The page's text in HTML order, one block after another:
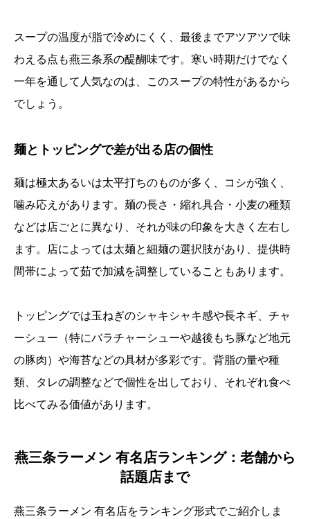
スープの温度が脂で冷めにくく、最後までアツアツで味
わえる点も燕三条系の醍醐味です。寒い時期だけでなく
一年を通して人気なのは、このスープの特性があるから
でしょう。
麺とトッピングで差が出る店の個性
麺は極太あるいは太平打ちのものが多く、コシが強く、
噛み応えがあります。麺の長さ・縮れ具合・小麦の種類
などは店ごとに異なり、それが味の印象を大きく左右し
ます。店によっては太麺と細麺の選択肢があり、提供時
間帯によって茹で加減を調整していることもあります。
トッピングでは玉ねぎのシャキシャキ感や長ネギ、チャ
ーシュー（特にバラチャーシューや越後もち豚など地元
の豚肉）や海苔などの具材が多彩です。背脂の量や種
類、タレの調整などで個性を出しており、それぞれ食べ
比べてみる価値があります。
燕三条ラーメン 有名店ランキング：老舗から
話題店まで
燕三条ラーメン 有名店をランキング形式でご紹介しま